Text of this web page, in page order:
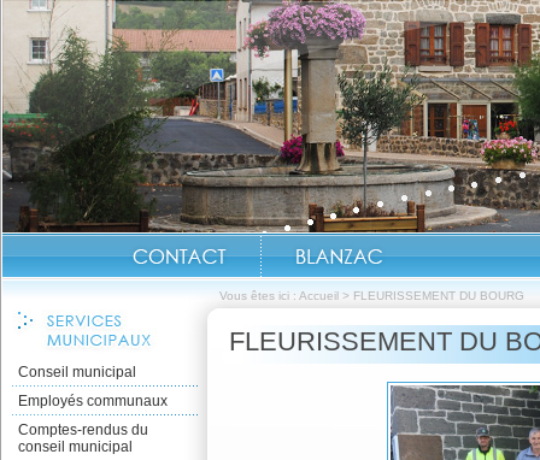
Vous êtes ici : Accueil > FLEURISSEMENT DU BOURG
Conseil municipal
Employés communaux
Comptes-rendus du
conseil municipal
FLEURISSEMENT DU